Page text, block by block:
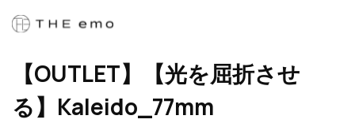
【OUTLET】【光を屈折させ
る】Kaleido_77mm